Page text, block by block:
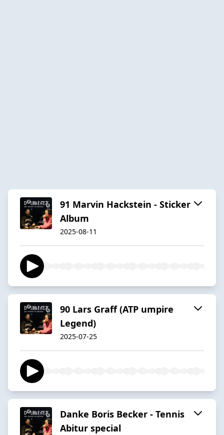
91 Marvin Hackstein - Sticker
Album
2025-08-11
90 Lars Graff (ATP umpire
Legend)
2025-07-25
Danke Boris Becker - Tennis
Abitur special